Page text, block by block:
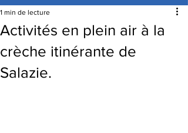
Activités en plein air à la
crèche itinérante de
Salazie.
1 min de lecture